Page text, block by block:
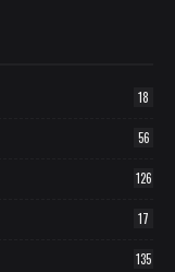
18
56
126
17
135